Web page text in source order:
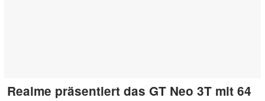
Realme präsentiert das GT Neo 3T mit 64